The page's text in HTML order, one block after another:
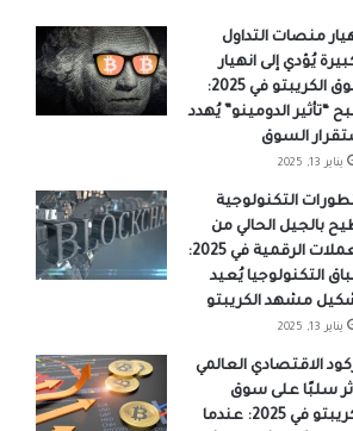
منصات التداول
يُؤدي إلى انهيار
سوق الكريبتو في 2025:
“تأثير الدومينو” يُهدد
السوق
يناير 13, 2025
التكنولوجية
بالجيل الحالي من
العملات الرقمية في 2025:
التكنولوجيا يُعيد
مشهد الكريبتو
يناير 13, 2025
الاقتصادي العالمي
سلبًا على سوق
الكريبتو في 2025: عندما